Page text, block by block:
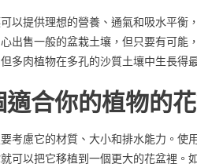
以提供理想的營養、通氣和吸水平衡
出售一般的盆栽土壤，但只要有可能
多肉植物在多孔的沙質土壤中生長得
適合你的植物的
考慮它的材質、大小和排水能力。
可以把它移植到一個更大的花盆裡